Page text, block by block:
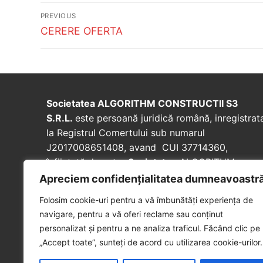
Apreciem confidențialitatea
Folosim cookie-uri pentru a vă îmbunătăți experiența de
navigare, pentru a vă oferi reclame sau conținut
personalizat și pentru a ne analiza traficul. Făcând clic pe
„Accept toate”, sunteți de acord cu utilizarea cookie-urilor.
Post
navigation
PREVIOUS
Previous
CERERE OFERTA
Societatea ALGORITHM CONSTRUCTII S3
S.R.L. este persoană juridică română,
la Registrul Comertului sub numarul
J2017008651408, avand CUI 37714360,
înfiinţată de catreSocietateaALGORITHM
RESIDENTIAL S3 SRL in vederea realizarii
in siguranta, reabilitarea si consolidarea
monumentului istoric”Hala Laminor”.